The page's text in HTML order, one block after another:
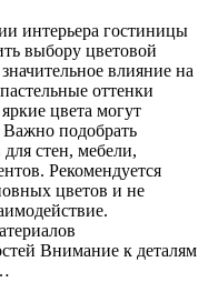
интерьера гостиницы
выбору цветовой
влияние на
оттенки
цвета могут
подобрать
стен, мебели,
Рекомендуется
цветов и не
Внимание к деталям